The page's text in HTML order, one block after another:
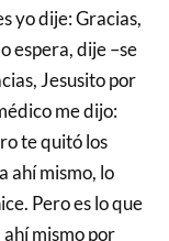
yo dije: Gracias,
espera, dije –se
Jesusito por
me dijo:
te quitó los
ahí mismo, lo
Pero es lo que
mismo por